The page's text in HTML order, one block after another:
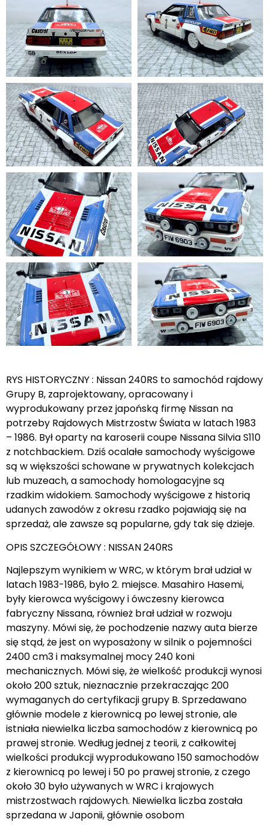
RYS HISTORYCZNY : Nissan 240RS to samochód rajdowy
Grupy B, zaprojektowany, opracowany i
wyprodukowany przez japońską firmę Nissan na
potrzeby Rajdowych Mistrzostw Świata w latach 1983
– 1986. Był oparty na karoserii coupe Nissana Silvia S110
z notchbackiem. Dziś ocalałe samochody wyścigowe
są w większości schowane w prywatnych kolekcjach
lub muzeach, a samochody homologacyjne są
rzadkim widokiem. Samochody wyścigowe z historią
udanych zawodów z okresu rzadko pojawiają się na
sprzedaż, ale zawsze są popularne, gdy tak się dzieje.
OPIS SZCZEGÓŁOWY : NISSAN 240RS
Najlepszym wynikiem w WRC, w którym brał udział w
latach 1983-1986, było 2. miejsce. Masahiro Hasemi,
były kierowca wyścigowy i ówczesny kierowca
fabryczny Nissana, również brał udział w rozwoju
maszyny. Mówi się, że pochodzenie nazwy auta bierze
się stąd, że jest on wyposażony w silnik o pojemności
2400 cm3 i maksymalnej mocy 240 koni
mechanicznych. Mówi się, że wielkość produkcji wynosi
około 200 sztuk, nieznacznie przekraczając 200
wymaganych do certyfikacji grupy B. Sprzedawano
głównie modele z kierownicą po lewej stronie, ale
istniała niewielka liczba samochodów z kierownicą po
prawej stronie. Według jednej z teorii, z całkowitej
wielkości produkcji wyprodukowano 150 samochodów
z kierownicą po lewej i 50 po prawej stronie, z czego
około 30 było używanych w WRC i krajowych
mistrzostwach rajdowych. Niewielka liczba została
sprzedana w Japonii, głównie osobom